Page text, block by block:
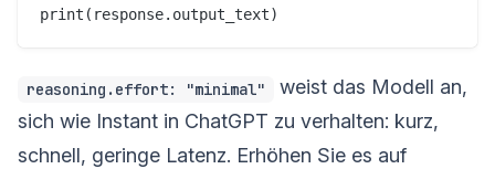
reasoning.effort: "minimal"
weist das Modell an,
sich wie Instant in ChatGPT zu verhalten: kurz,
schnell, geringe Latenz. Erhöhen Sie es auf